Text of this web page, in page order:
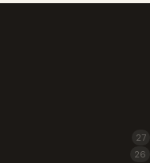
27
26